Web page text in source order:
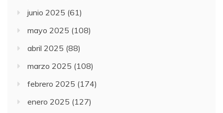
junio 2025 (61)
mayo 2025 (108)
abril 2025 (88)
marzo 2025 (108)
febrero 2025 (174)
enero 2025 (127)